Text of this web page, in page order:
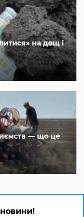
на дощ і
— що це